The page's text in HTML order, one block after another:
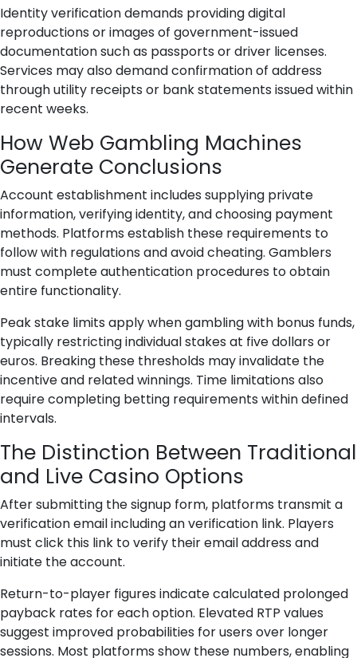
Identity verification demands providing digital
reproductions or images of government-issued
documentation such as passports or driver licenses.
Services may also demand confirmation of address
through utility receipts or bank statements issued within
recent weeks.
How Web Gambling Machines
Generate Conclusions
Account establishment includes supplying private
information, verifying identity, and choosing payment
methods. Platforms establish these requirements to
follow with regulations and avoid cheating. Gamblers
must complete authentication procedures to obtain
entire functionality.
Peak stake limits apply when gambling with bonus funds,
typically restricting individual stakes at five dollars or
euros. Breaking these thresholds may invalidate the
incentive and related winnings. Time limitations also
require completing betting requirements within defined
intervals.
The Distinction Between Traditional
and Live Casino Options
After submitting the signup form, platforms transmit a
verification email including an verification link. Players
must click this link to verify their email address and
initiate the account.
Return-to-player figures indicate calculated prolonged
payback rates for each option. Elevated RTP values
suggest improved probabilities for users over longer
sessions. Most platforms show these numbers, enabling